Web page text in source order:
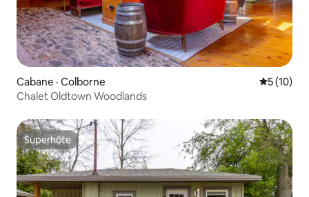
Cabane · Colborne Note
5 (10)
Chalet Oldtown Woodlands
Superhôte
Superhôte